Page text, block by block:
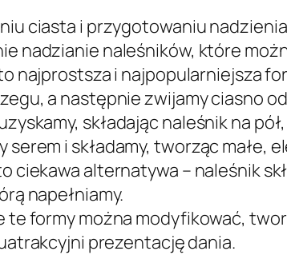
ciasta i przygotowaniu
nadzianie naleśników, które
najprostsza i najpopularniejsza
a następnie zwijamy ciasno
składając naleśnik na
serem i składamy, tworząc małe,
ciekawa alternatywa – naleśnik
napełniamy.
te formy można modyfikować,
prezentację dania.